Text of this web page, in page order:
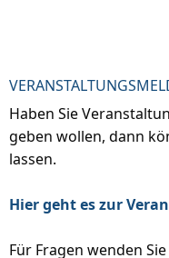
Haben Sie
geben wollen, dann
lassen.
Hier geht es zur
Für Fragen wenden